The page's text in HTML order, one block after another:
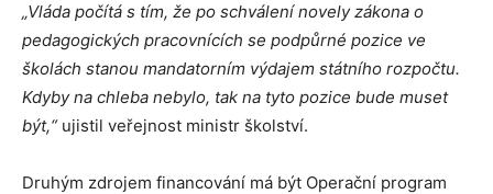
„Vláda počítá s tím, že po schválení novely zákona o
pedagogických pracovnících se podpůrné pozice ve
školách stanou mandatorním výdajem státního rozpočtu.
Kdyby na chleba nebylo, tak na tyto pozice bude muset
být,“ujistil veřejnost ministr školství.
Druhým zdrojem financování má být Operační program